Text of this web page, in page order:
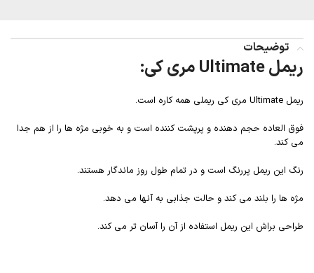
توضیحات
ریمل Ultimate مری کی:
ریمل Ultimate مری کی ریملی همه کاره است.
فوق العاده حجم دهنده و پرپشت کننده است و به خوبی مژه ها را از هم جدا
می کند.
رنگ این ریمل پررنگ است و در تمام طول روز ماندگار هستند.
مژه ها را بلند می کند و حالت جذابی به آنها می دهد.
طراحی براش این ریمل استفاده از آن را آسان تر می کند.